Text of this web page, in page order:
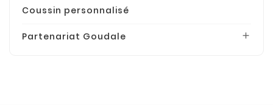
Coussin personnalisé
Partenariat Goudale 